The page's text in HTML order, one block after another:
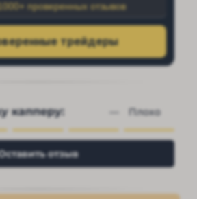
проверенных отзывов
капперу: — Плохо
отзыв